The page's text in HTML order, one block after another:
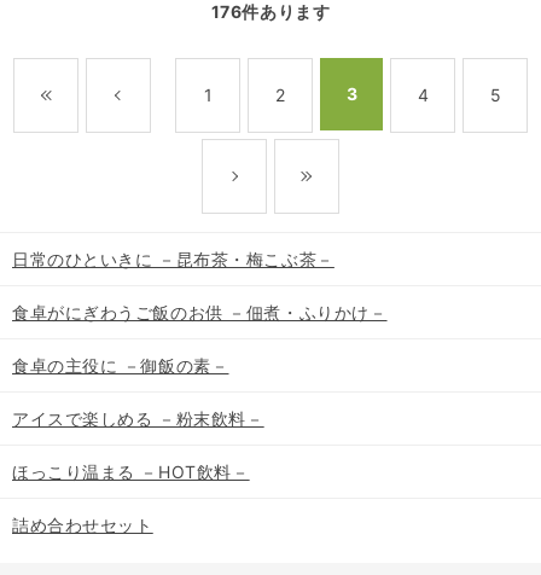
176件あります
1 2 3 4 5
日常のひといきに －昆布茶・梅こぶ茶－
食卓がにぎわうご飯のお供 －佃煮・ふりかけ－
食卓の主役に －御飯の素－
アイスで楽しめる －粉末飲料－
ほっこり温まる －HOT飲料－
詰め合わせセット